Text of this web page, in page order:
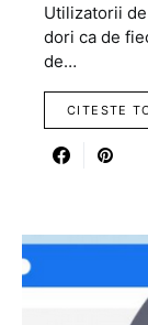
Utilizatorii
dori ca de
de…
CITESTE